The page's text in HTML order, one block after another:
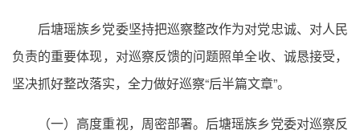
后塘瑶族乡党委坚持把巡察整改作为对党忠诚、对人民
负责的重要体现，对巡察反馈的问题照单全收、诚恳接受，
坚决抓好整改落实，全力做好巡察“后半篇文章”。
（一）高度重视，周密部署。后塘瑶族乡党委对巡察反